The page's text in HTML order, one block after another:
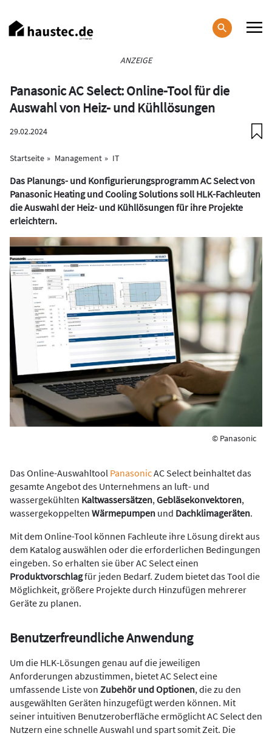
zum
Inhalt
ANZEIGE
Panasonic AC Select: Online-Tool für die
Auswahl von Heiz- und Kühllösungen
29.02.2024
Startseite Management IT
Das Planungs- und Konfigurierungsprogramm AC Select von
Panasonic Heating und Cooling Solutions soll HLK-Fachleuten
die Auswahl der Heiz- und Kühllösungen für ihre Projekte
erleichtern.
© Panasonic
Das Online-Auswahltool PanasonicAC Select beinhaltet das
gesamte Angebot des Unternehmens an luft- und
wassergekühlten Kaltwassersätzen,Gebläsekonvektoren,
wassergekoppelten Wärmepumpen und Dachklimageräten.
Mit dem Online-Tool können Fachleute ihre Lösung direkt aus
dem Katalog auswählen oder die erforderlichen Bedingungen
eingeben. So erhalten sie über AC Select einen
Produktvorschlagfür jeden Bedarf. Zudem bietet das Tool die
Möglichkeit, größere Projekte durch Hinzufügen mehrerer
Geräte zu planen.
Benutzerfreundliche Anwendung
Um die HLK-Lösungen genau auf die jeweiligen
Anforderungen abzustimmen, bietet AC Select eine
umfassende Liste von Zubehör und Optionen, die zu den
ausgewählten Geräten hinzugefügt werden können. Mit
seiner intuitiven Benutzeroberfläche ermöglicht AC Select den
Nutzern eine schnelle Auswahl und spart somit Zeit. Die